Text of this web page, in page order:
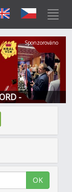
-
Další
Sponzorováno
OK